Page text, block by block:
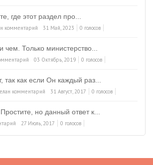
где этот раздел про...
комментарий 31 Май, 2023 0 голосов
чем. Только министерство...
03 Октябрь, 2019 0 голосов
так как если Он каждый раз...
комментарий 31 Август, 2017 0 голосов
но данный ответ к...
27 Июль, 2017 0 голосов